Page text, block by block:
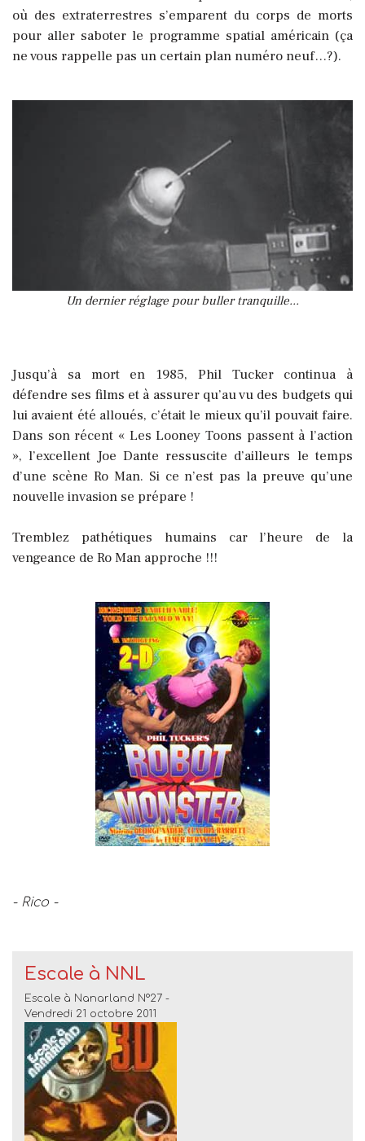
où des extraterrestres s’emparent du corps de morts
pour aller saboter le programme spatial américain (ça
ne vous rappelle pas un certain plan numéro neuf…?).
Un dernier réglage pour buller tranquille...
Jusqu’à sa mort en 1985, Phil Tucker continua à
défendre ses films et à assurer qu’au vu des budgets qui
lui avaient été alloués, c’était le mieux qu’il pouvait faire.
Dans son récent « Les Looney Toons passent à l’action
», l’excellent Joe Dante ressuscite d’ailleurs le temps
d’une scène Ro Man. Si ce n’est pas la preuve qu’une
nouvelle invasion se prépare !
Tremblez pathétiques humains car l’heure de la
vengeance de Ro Man approche !!!
- Rico -
Escale à NNL
Escale à Nanarland N°27 -
Vendredi 21 octobre 2011